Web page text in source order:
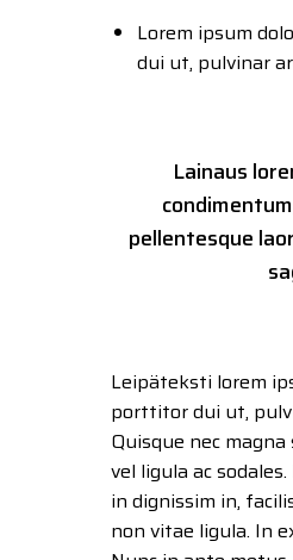
Lorem ipsum
dui ut, pulvinar
Lainaus
pellentesque
Leipäteksti lorem
porttitor dui ut,
Quisque nec
vel ligula ac
in dignissim in,
non vitae ligula. In